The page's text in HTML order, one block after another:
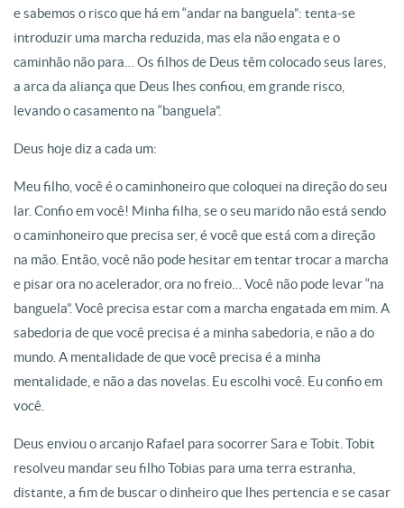
e sabemos o risco que há em “andar na banguela”: tenta-se
introduzir uma marcha reduzida, mas ela não engata e o
caminhão não para… Os filhos de Deus têm colocado seus lares,
a arca da aliança que Deus lhes confiou, em grande risco,
levando o casamento na “banguela”.
Deus hoje diz a cada um:
Meu filho, você é o caminhoneiro que coloquei na direção do seu
lar. Confio em você! Minha filha, se o seu marido não está sendo
o caminhoneiro que precisa ser, é você que está com a direção
na mão. Então, você não pode hesitar em tentar trocar a marcha
e pisar ora no acelerador, ora no freio… Você não pode levar “na
banguela”. Você precisa estar com a marcha engatada em mim. A
sabedoria de que você precisa é a minha sabedoria, e não a do
mundo. A mentalidade de que você precisa é a minha
mentalidade, e não a das novelas. Eu escolhi você. Eu confio em
você.
Deus enviou o arcanjo Rafael para socorrer Sara e Tobit. Tobit
resolveu mandar seu filho Tobias para uma terra estranha,
distante, a fim de buscar o dinheiro que lhes pertencia e se casar